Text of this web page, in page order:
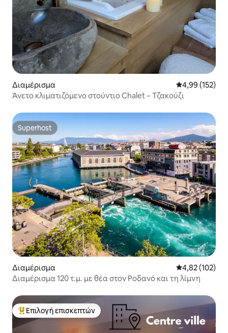
Διαμέρισμα Μέση
4,99 (152)
Άνετο κλιματιζόμενο στούντιο Chalet – Τζακούζι
Superhost
Superhost
Διαμέρισμα Μέση
4,82 (102)
Διαμέρισμα 120 τ.μ. με θέα στον Ροδανό και τη λίμνη
Κορυφαία επιλογή επισκεπτών
Επιλογή επισκεπτών